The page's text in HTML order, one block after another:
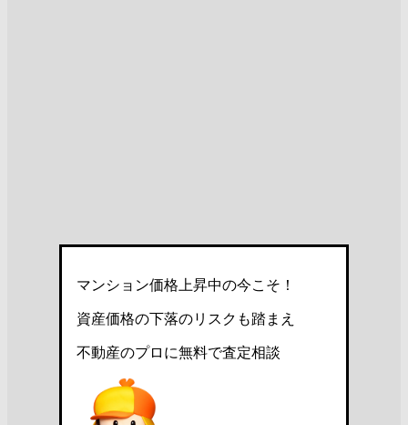
マンション価格上昇中の今こそ！
資産価格の下落のリスクも踏まえ
不動産のプロに無料で査定相談